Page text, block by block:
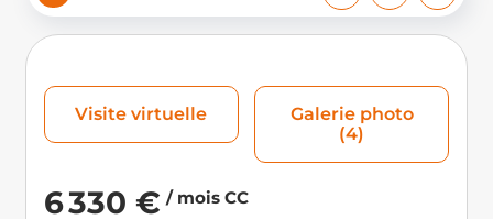
Visite virtuelle
Galerie photo
(4)
6 330 € / mois CC